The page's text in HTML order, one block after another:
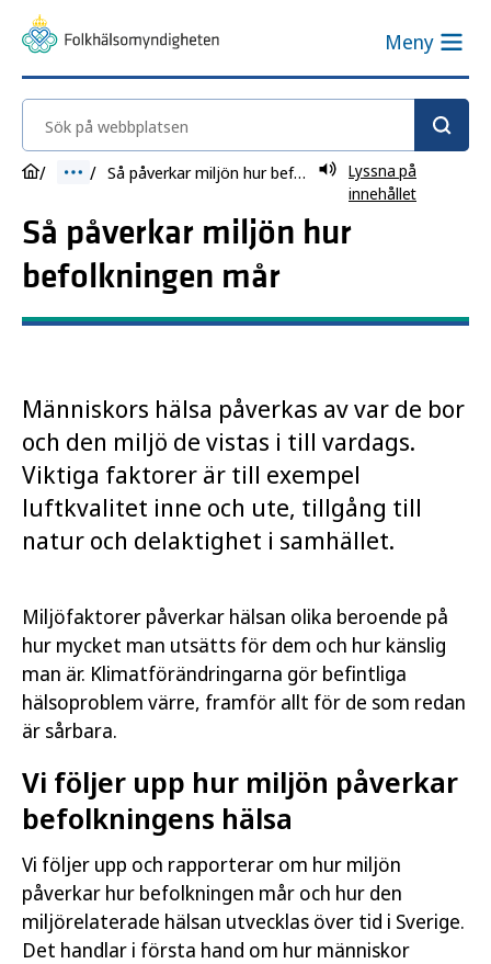
Meny
Sök på webbplatsen
Så påverkar miljön hur befolkningen mår
Lyssna på
innehållet
Så påverkar miljön hur
befolkningen mår
Människors hälsa påverkas av var de bor
och den miljö de vistas i till vardags.
Viktiga faktorer är till exempel
luftkvalitet inne och ute, tillgång till
natur och delaktighet i samhället.
Miljöfaktorer påverkar hälsan olika beroende på
hur mycket man utsätts för dem och hur känslig
man är. Klimatförändringarna gör befintliga
hälsoproblem värre, framför allt för de som redan
är sårbara.
Vi följer upp hur miljön påverkar
befolkningens hälsa
Vi följer upp och rapporterar om hur miljön
påverkar hur befolkningen mår och hur den
miljörelaterade hälsan utvecklas över tid i Sverige.
Det handlar i första hand om hur människor